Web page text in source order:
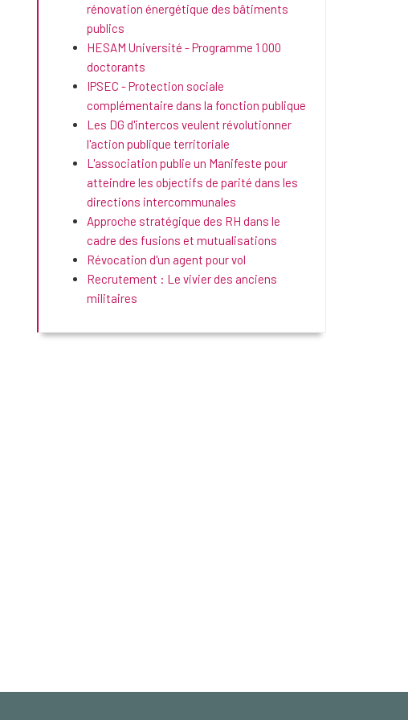
rénovation énergétique des bâtiments
publics
HESAM Université - Programme 1 000
doctorants
IPSEC - Protection sociale
complémentaire dans la fonction publique
Les DG d'intercos veulent révolutionner
l'action publique territoriale
L'association publie un Manifeste pour
atteindre les objectifs de parité dans les
directions intercommunales
Approche stratégique des RH dans le
cadre des fusions et mutualisations
Révocation d'un agent pour vol
Recrutement : Le vivier des anciens
militaires